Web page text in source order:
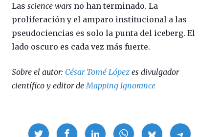
Las science wars no han terminado. La
proliferación y el amparo institucional a las
pseudociencias es solo la punta del iceberg. El
lado oscuro es cada vez más fuerte.
Sobre el autor: César Tomé López es divulgador
científico y editor deMapping Ignorance
Compartir